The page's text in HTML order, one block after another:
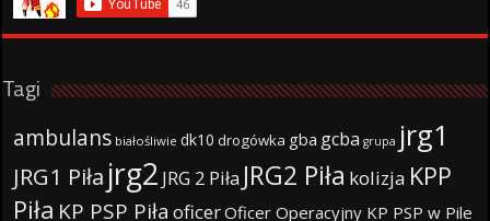
Tagi
ambulans białośliwie dk10 drogówka gba gcba grupa jrg1
JRG1 Piła jrg2 JRG 2 Piła JRG2 Piła kolizja KPP
Piła KP PSP Piła oficerOficer Operacyjny KP PSP w Pile